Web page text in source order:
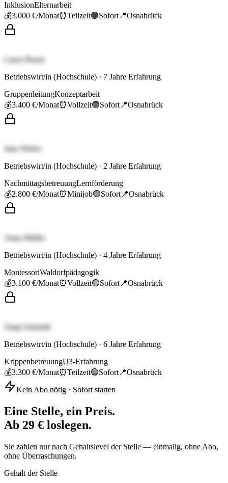
InklusionElternarbeit
💰3.000 €/Monat⏰Teilzeit🟢Sofort 📍Osnabrück
Laura Braun
Betriebswirt/in (Hochschule) · 7 Jahre Erfahrung
GruppenleitungKonzeptarbeit
💰3.400 €/Monat⏰Vollzeit🟢Sofort 📍Osnabrück
Jana Weber
Betriebswirt/in (Hochschule) · 2 Jahre Erfahrung
NachmittagsbetreuungLernförderung
💰2.800 €/Monat⏰Minijob🟢Sofort 📍Osnabrück
Anna Müller
Betriebswirt/in (Hochschule) · 4 Jahre Erfahrung
MontessoriWaldorfpädagogik
💰3.100 €/Monat⏰Vollzeit🟢Sofort 📍Osnabrück
Tanja Schmidt
Betriebswirt/in (Hochschule) · 6 Jahre Erfahrung
KrippenbetreuungU3-Erfahrung
💰3.300 €/Monat⏰Teilzeit🟢Sofort 📍Osnabrück
Kein Abo nötig · Sofort starten
Eine Stelle, ein Preis.
Ab 29 € loslegen.
Sie zahlen nur nach Gehaltslevel der Stelle — einmalig, ohne Abo,
ohne Überraschungen.
Gehalt der Stelle